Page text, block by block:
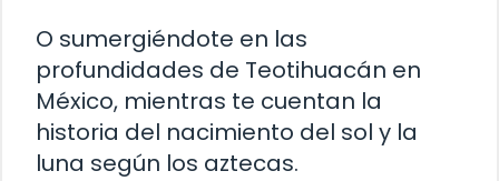
O sumergiéndote en las
profundidades de Teotihuacán en
México, mientras te cuentan la
historia del nacimiento del sol y la
luna según los aztecas.